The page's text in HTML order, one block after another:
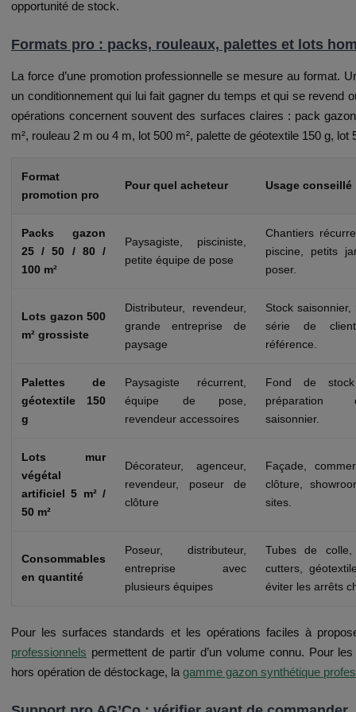
opportunité de stock.
Formats pro : packs, rouleaux, palettes et lots
La force d’une promotion professionnelle se mesure au format.
un conditionnement qui lui fait gagner du temps et qui se revend
opérations concernent souvent des surfaces claires : pack
m², rouleau 2 m ou 4 m, lot 500 m², palette de géotextile 150 g, lot
Format
promotion pro
Pour quel acheteur Usage conseillé
Packs gazon
25 / 50 / 80 /
100 m²
Paysagiste, pisciniste,
petite équipe de pose
Chantiers
piscine, petits
poser.
Lots gazon 500
m² grossiste
Distributeur, revendeur,
grande entreprise de
paysage
Stock
série de
référence.
Palettes de
géotextile 150
g
Paysagiste récurrent,
équipe de pose,
revendeur accessoires
Fond de
préparation
saisonnier.
Lots mur
végétal
artificiel 5 m² /
50 m²
Décorateur, agenceur,
revendeur, poseur de
clôture
Façade,
clôture,
sites.
Consommables
en quantité
Poseur, distributeur,
entreprise avec
plusieurs équipes
Tubes de
cutters,
éviter les arrêts
Pour les surfaces standards et les opérations faciles à
professionnels permettent de partir d’un volume connu. Pour
hors opération de déstockage, la gamme gazon synthétique